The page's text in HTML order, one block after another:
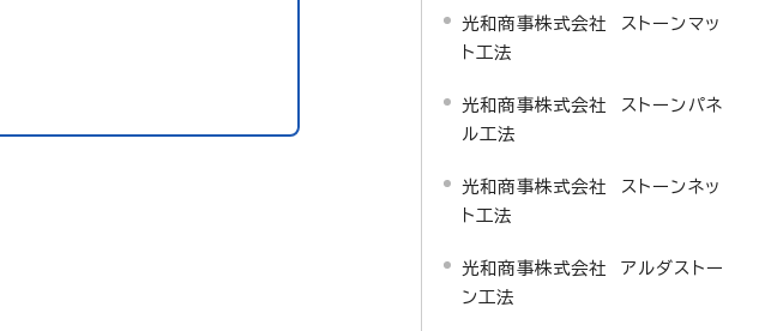
光和商事株式会社 ストーンマッ
ト工法
光和商事株式会社 ストーンパネ
ル工法
光和商事株式会社 ストーンネッ
ト工法
光和商事株式会社 アルダストー
ン工法